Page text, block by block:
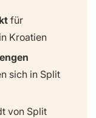
für
in Kroatien
engen
sich in Split
von Split